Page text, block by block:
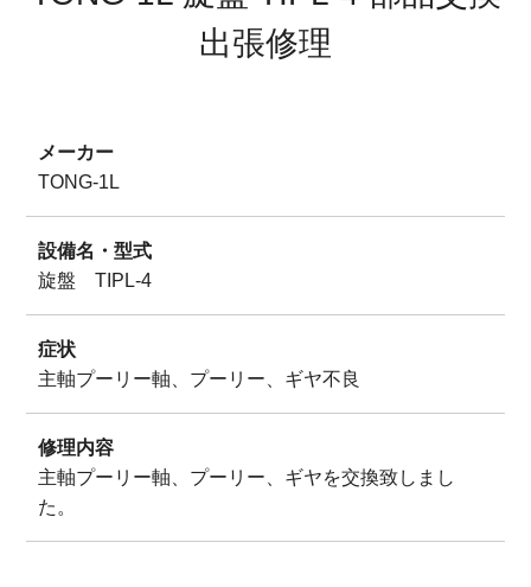
出張修理
メーカー
TONG-1L
設備名・型式
旋盤 TIPL-4
症状
主軸プーリー軸、プーリー、ギヤ不良
修理内容
主軸プーリー軸、プーリー、ギヤを交換致しまし
た。